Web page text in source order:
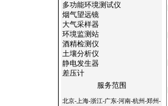
多功能环境测试仪
烟气望远镜
大气采样器
环境监测站
酒精检测仪
土壤分析仪
静电发生器
差压计
服务范围
北京-上海-浙江-广东-河南-杭州-郑州-